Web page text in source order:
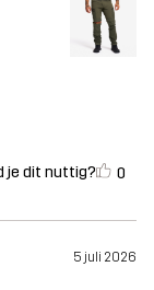
je dit nuttig? 0
5 juli 2026